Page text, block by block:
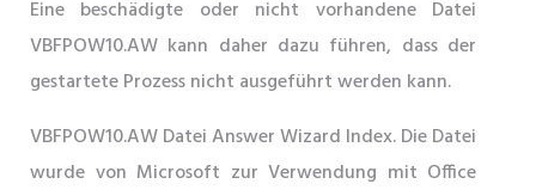
Eine beschädigte oder nicht vorhandene Datei
VBFPOW10.AW kann daher dazu führen, dass der
gestartete Prozess nicht ausgeführt werden kann.
VBFPOW10.AW Datei Answer Wizard Index. Die Datei
wurde von Microsoft zur Verwendung mit Office